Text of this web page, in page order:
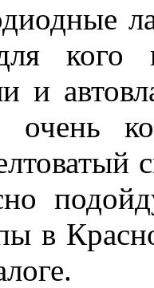
кого
и
очень
в